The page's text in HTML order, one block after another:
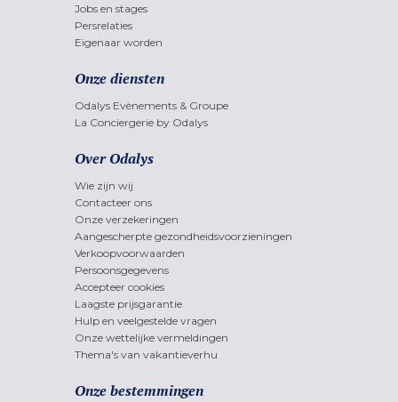
Jobs en stages
Persrelaties
Eigenaar worden
Onze diensten
Odalys Evènements & Groupe
La Conciergerie by Odalys
Over Odalys
Wie zijn wij
Contacteer ons
Onze verzekeringen
Aangescherpte gezondheidsvoorzieningen
Verkoopvoorwaarden
Persoonsgegevens
Accepteer cookies
Laagste prijsgarantie
Hulp en veelgestelde vragen
Onze wettelijke vermeldingen
Thema's van vakantieverhu
Onze bestemmingen